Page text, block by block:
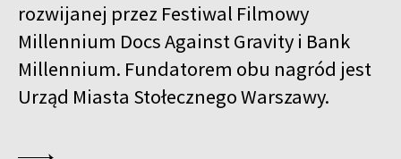
rozwijanej przez Festiwal Filmowy
Millennium Docs Against Gravity i Bank
Millennium. Fundatorem obu nagród jest
Urząd Miasta Stołecznego Warszawy.